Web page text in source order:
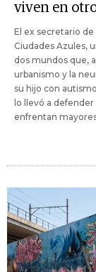
viven en
El ex secretario
Ciudades Azules,
dos mundos que,
urbanismo y la
su hijo con
lo llevó a
enfrentan